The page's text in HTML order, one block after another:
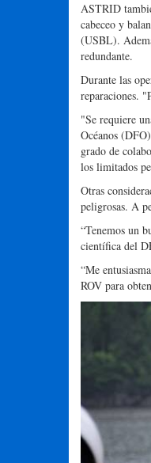
ASTRID
cabeceo y
(USBL).
redundante.
Durante las
reparaciones.
"Se requiere
Océanos
grado de
los limitados
Otras
peligrosas. A
“Tenemos un
científica del
“Me
ROV para